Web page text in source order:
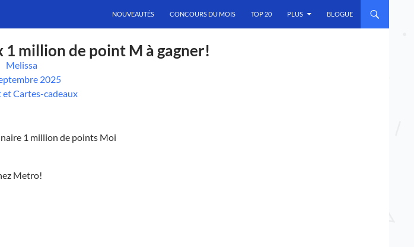
NOUVEAUTÉS CONCOURS DU MOIS TOP 20 PLUS BLOGUE
million de point M à gagner!
Melissa
2025
et Cartes-cadeaux
Metro!